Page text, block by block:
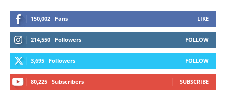
150,002 Fans LIKE
214,550 Followers FOLLOW
3,695 Followers FOLLOW
80,225 Subscribers SUBSCRIBE